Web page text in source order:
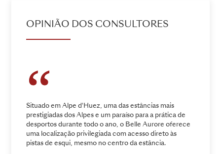
OPINIÃO DOS CONSULTORES
Situado em Alpe d'Huez, uma das estâncias mais
prestigiadas dos Alpes e um paraíso para a prática de
desportos durante todo o ano, o Belle Aurore oferece
uma localização privilegiada com acesso direto às
pistas de esqui, mesmo no centro da estância.